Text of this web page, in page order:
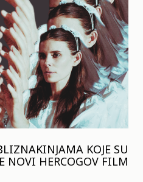
KOJE SU
NOVI HERCOGOV FILM